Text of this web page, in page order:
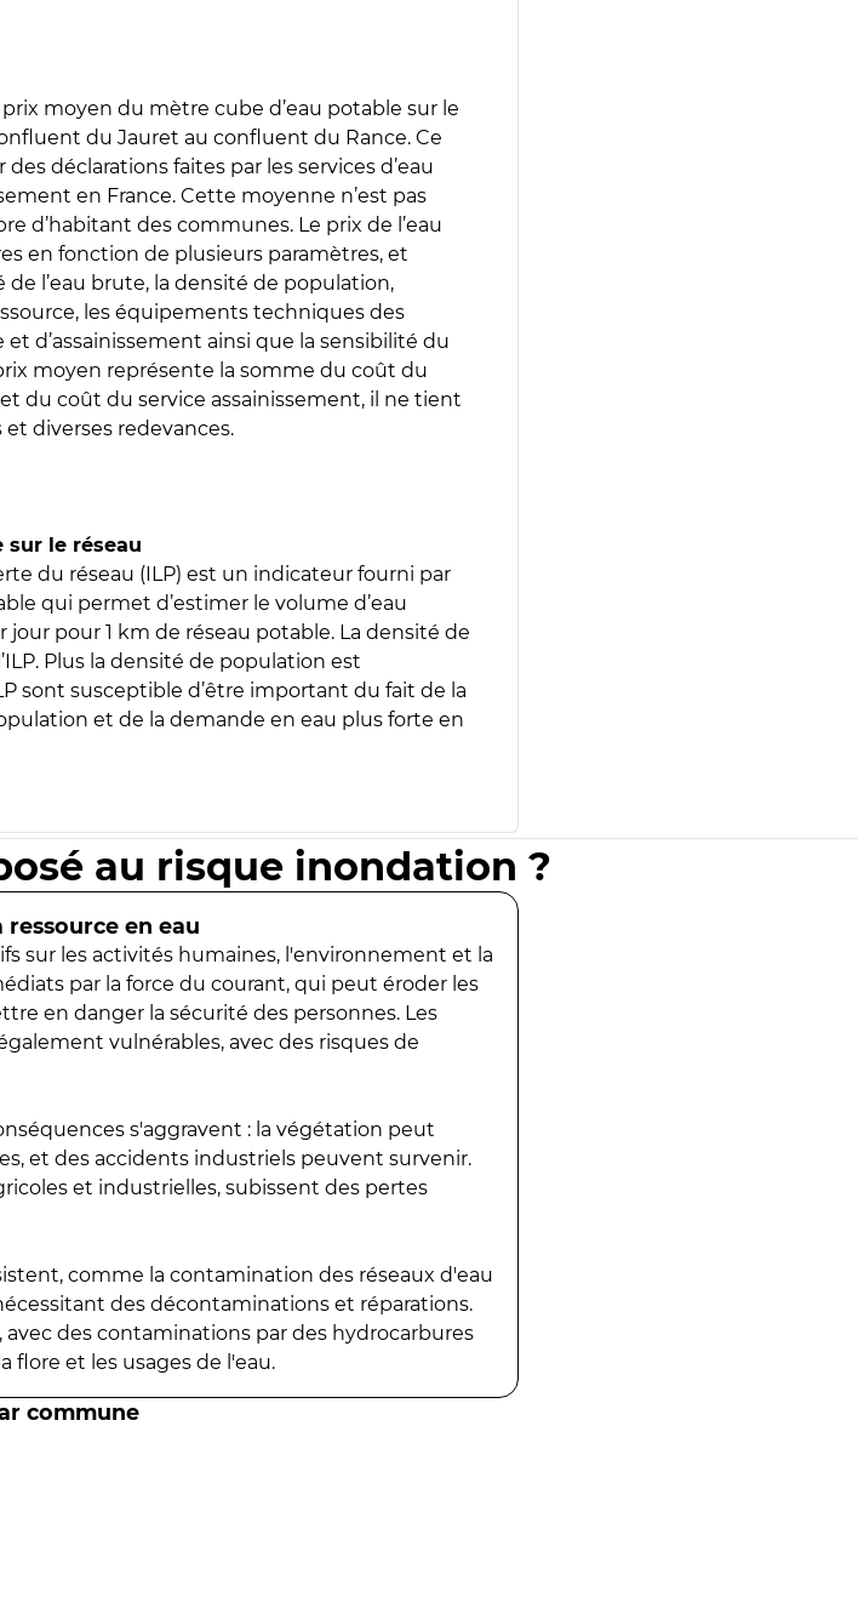
moyen du mètre cube d’eau potable sur le
du Jauret au confluent du Rance. Ce
déclarations faites par les services d’eau
en France. Cette moyenne n’est pas
d’habitant des communes. Le prix de l’eau
en fonction de plusieurs paramètres, et
l’eau brute, la densité de population,
les équipements techniques des
et d’assainissement ainsi que la sensibilité du
moyen représente la somme du coût du
du coût du service assainissement, il ne tient
diverses redevances.
sur le réseau
du réseau (ILP) est un indicateur fourni par
qui permet d’estimer le volume d’eau
jour pour 1 km de réseau potable. La densité de
Plus la densité de population est
sont susceptible d’être important du fait de la
et de la demande en eau plus forte en
au risque inondation ?
en eau
sur les activités humaines, l'environnement et la
par la force du courant, qui peut éroder les
en danger la sécurité des personnes. Les
vulnérables, avec des risques de
s'aggravent : la végétation peut
et des accidents industriels peuvent survenir.
et industrielles, subissent des pertes
comme la contamination des réseaux d'eau
des décontaminations et réparations.
des contaminations par des hydrocarbures
flore et les usages de l'eau.
commune